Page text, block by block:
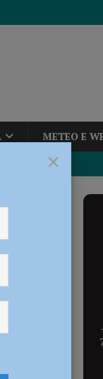
METEO E
compagni
×